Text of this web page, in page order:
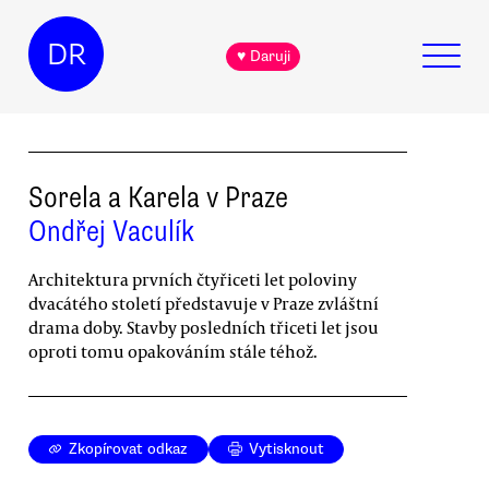
DR ♥ Daruji
Sorela a Karela v Praze
Ondřej Vaculík
Architektura prvních čtyřiceti let poloviny
dvacátého století představuje v Praze zvláštní
drama doby. Stavby posledních třiceti let jsou
oproti tomu opakováním stále téhož.
Zkopírovat odkaz Vytisknout